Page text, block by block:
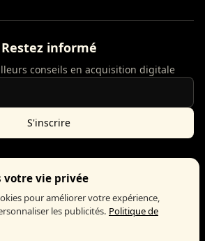
Restez informé
conseils en acquisition digitale
S'inscrire
Meta Business Partner
votre vie privée
pour améliorer votre expérience,
les publicités. Politique de